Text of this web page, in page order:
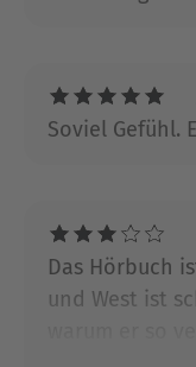
Soviel Gefühl.
Das Hörbuch
und West ist